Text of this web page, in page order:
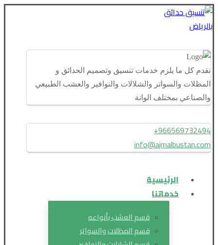
نقدم كل ما يلزم خدمات تنسيق وتصميم الحدائق و
المظلات والسواتر والشلالات والنوافير والعشب الطبيعي
والصناعي بمختلف الوانة
966569732494+
info@ajmalbustan.com
الرئيسية
خدماتنا
قسم العشب بأنواعه
قسم المظلات والسواتر